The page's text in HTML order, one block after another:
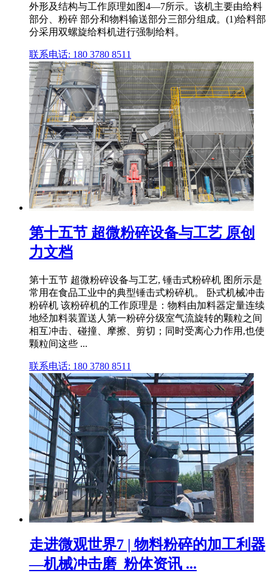
外形及结构与工作原理如图4—7所示。该机主要由给料
部分、粉碎 部分和物料输送部分三部分组成。(1)给料部
分采用双螺旋给料机进行强制给料。
联系电话: 180 3780 8511
第十五节 超微粉碎设备与工艺 原创
力文档
第十五节 超微粉碎设备与工艺, 锤击式粉碎机 图所示是
常用在食品工业中的典型锤击式粉碎机。 卧式机械冲击
粉碎机 该粉碎机的工作原理是：物料由加料器定量连续
地经加料装置送人第一粉碎分级室气流旋转的颗粒之间
相互冲击、碰撞、摩擦、剪切；同时受离心力作用,也使
颗粒间这些 ...
联系电话: 180 3780 8511
走进微观世界7 | 物料粉碎的加工利器
—机械冲击磨_粉体资讯 ...